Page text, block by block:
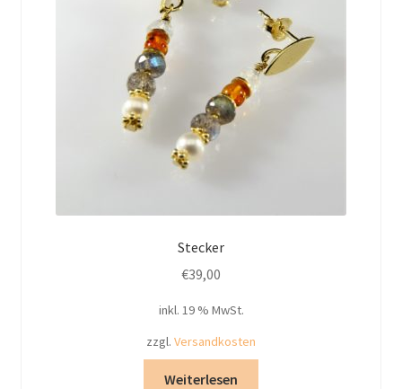
Stecker
€39,00
inkl. 19 % MwSt.
zzgl. Versandkosten
Weiterlesen